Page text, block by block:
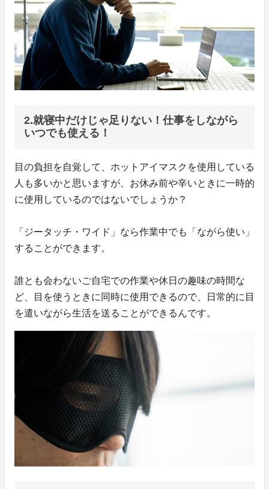
2.就寝中だけじゃ足りない！仕事をしながら
いつでも使える！
目の負担を自覚して、ホットアイマスクを使用している
人も多いかと思いますが、お休み前や辛いときに一時的
に使用しているのではないでしょうか？
「ジータッチ・ワイド」なら作業中でも「ながら使い」
することができます。
誰とも会わないご自宅での作業や休日の趣味の時間な
ど、目を使うときに同時に使用できるので、日常的に目
を遣いながら生活を送ることができるんです。